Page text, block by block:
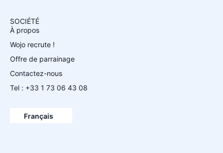
SOCIÉTÉ
À propos
Wojo recrute !
Offre de parrainage
Contactez-nous
Tel : +33 1 73 06 43 08
Français
Español
Deutsch